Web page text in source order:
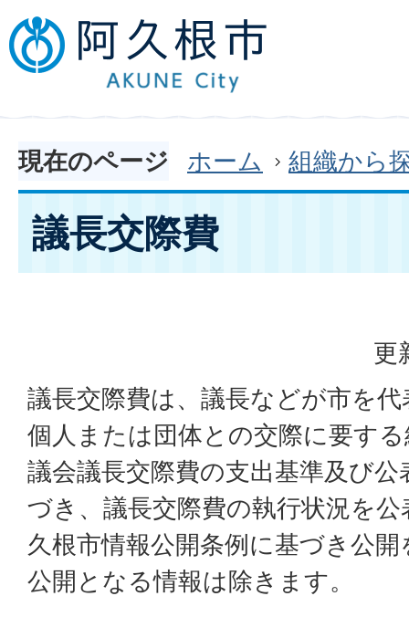
現在のページ ホーム 組織から
議長交際費
更
議長交際費は、議長などが市を
個人または団体との交際に要す
議会議長交際費の支出基準及び
づき、議長交際費の執行状況を
久根市情報公開条例に基づき公
公開となる情報は除きます。